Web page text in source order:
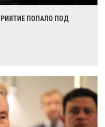
ПОПАЛО ПОД